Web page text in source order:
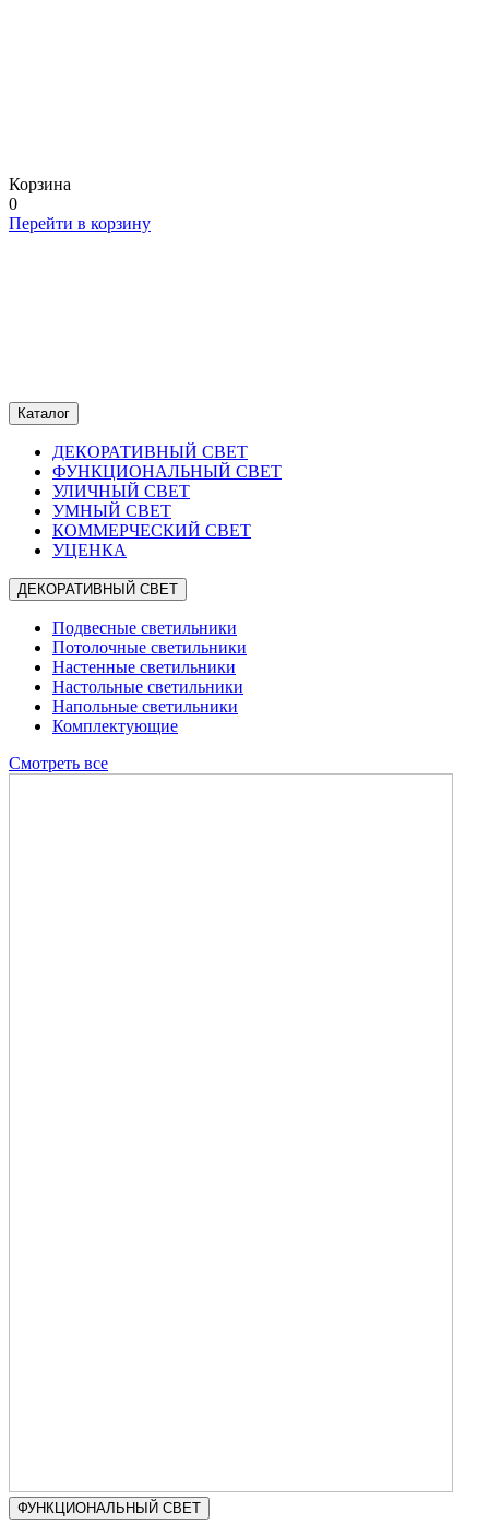
Корзина
0
Перейти в корзину
Каталог
ДЕКОРАТИВНЫЙ СВЕТ
ФУНКЦИОНАЛЬНЫЙ СВЕТ
УЛИЧНЫЙ СВЕТ
УМНЫЙ СВЕТ
КОММЕРЧЕСКИЙ СВЕТ
УЦЕНКА
ДЕКОРАТИВНЫЙ СВЕТ
Подвесные светильники
Потолочные светильники
Настенные светильники
Настольные светильники
Напольные светильники
Комплектующие
Смотреть все
ФУНКЦИОНАЛЬНЫЙ СВЕТ